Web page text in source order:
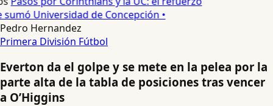
Universidad de Concepción •
Pedro Hernandez
Primera División Fútbol
Everton da el golpe y se mete en la pelea por la
parte alta de la tabla de posiciones tras vencer
a O’Higgins